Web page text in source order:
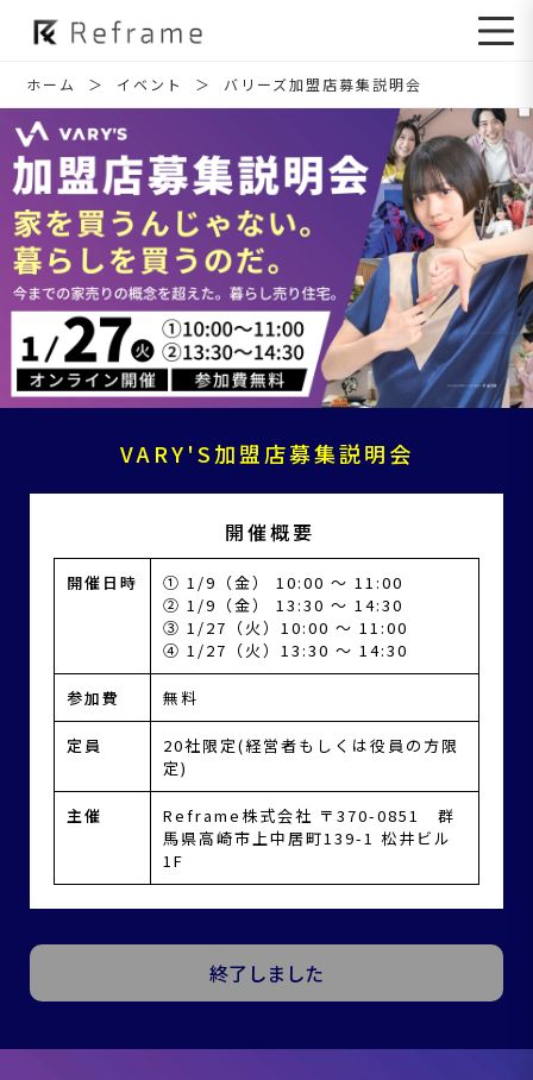
ホーム イベント バリーズ加盟店募集説明会
VARY'S加盟店募集説明会
開催概要
開催日時
① 1/9（金） 10:00 〜 11:00
② 1/9（金） 13:30 〜 14:30
③ 1/27（火）10:00 〜 11:00
④ 1/27（火）13:30 〜 14:30
参加費 無料
定員
20社限定(経営者もしくは役員の方限
定)
主催
Reframe株式会社 〒370-0851 群
馬県高崎市上中居町139-1 松井ビル
1F
終了しました